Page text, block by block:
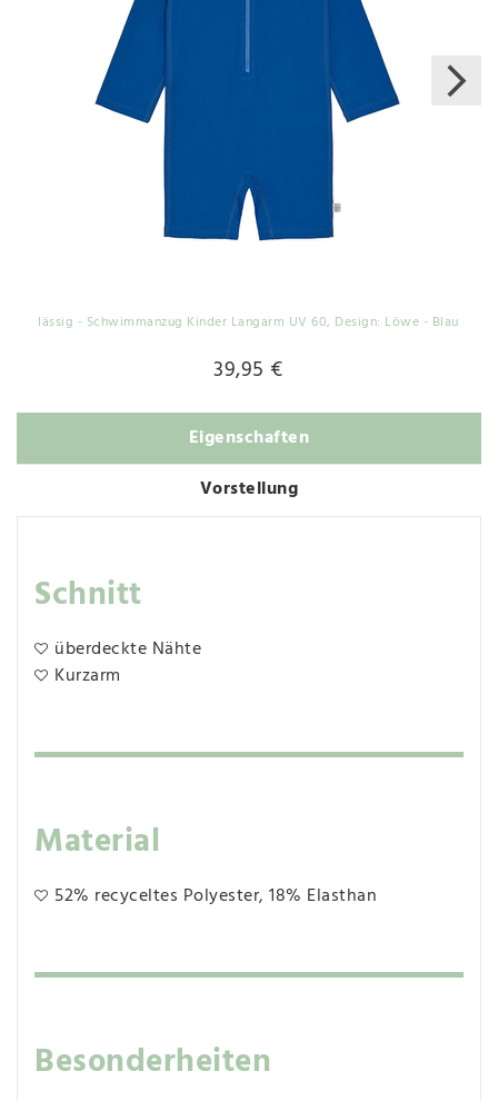
lässig - Schwimmanzug Kinder Langarm UV 60, Design: Löwe - Blau
39,95 €
Eigenschaften
Vorstellung
Schnitt
überdeckte Nähte
Kurzarm
Material
52% recyceltes Polyester, 18% Elasthan
Besonderheiten